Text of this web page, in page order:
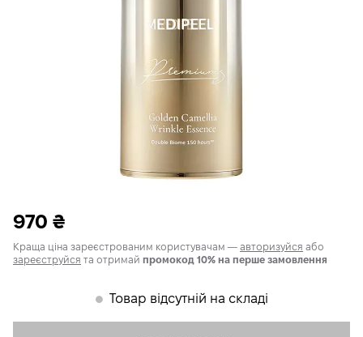
970 ₴
Краща ціна зареєстрованим користувачам — авторизуйся або
зареєструйся та отримай промокод 10% на перше замовлення
𒊹 Товар відсутній на складі